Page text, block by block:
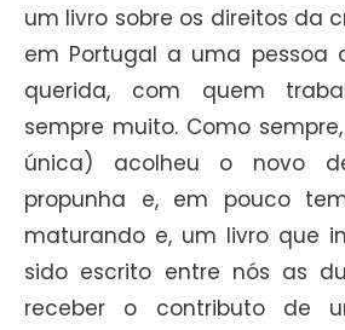
um livro sobre os direitos da
em Portugal a uma pessoa
querida, com quem
sempre muito. Como
única) acolheu o novo
propunha e, em pouco
maturando e, um livro que
sido escrito entre nós as
receber o contributo de